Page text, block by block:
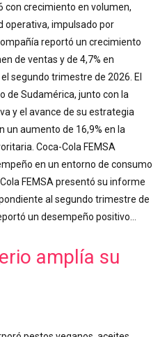
con crecimiento en volumen,
operativa, impulsado por
reportó un crecimiento
de ventas y de 4,7% en
segundo trimestre de 2026. El
de Sudamérica, junto con la
y el avance de su estrategia
un aumento de 16,9% en la
Coca-Cola FEMSA
en un entorno de consumo
FEMSA presentó su informe
al segundo trimestre de
un desempeño positivo…
amplía su